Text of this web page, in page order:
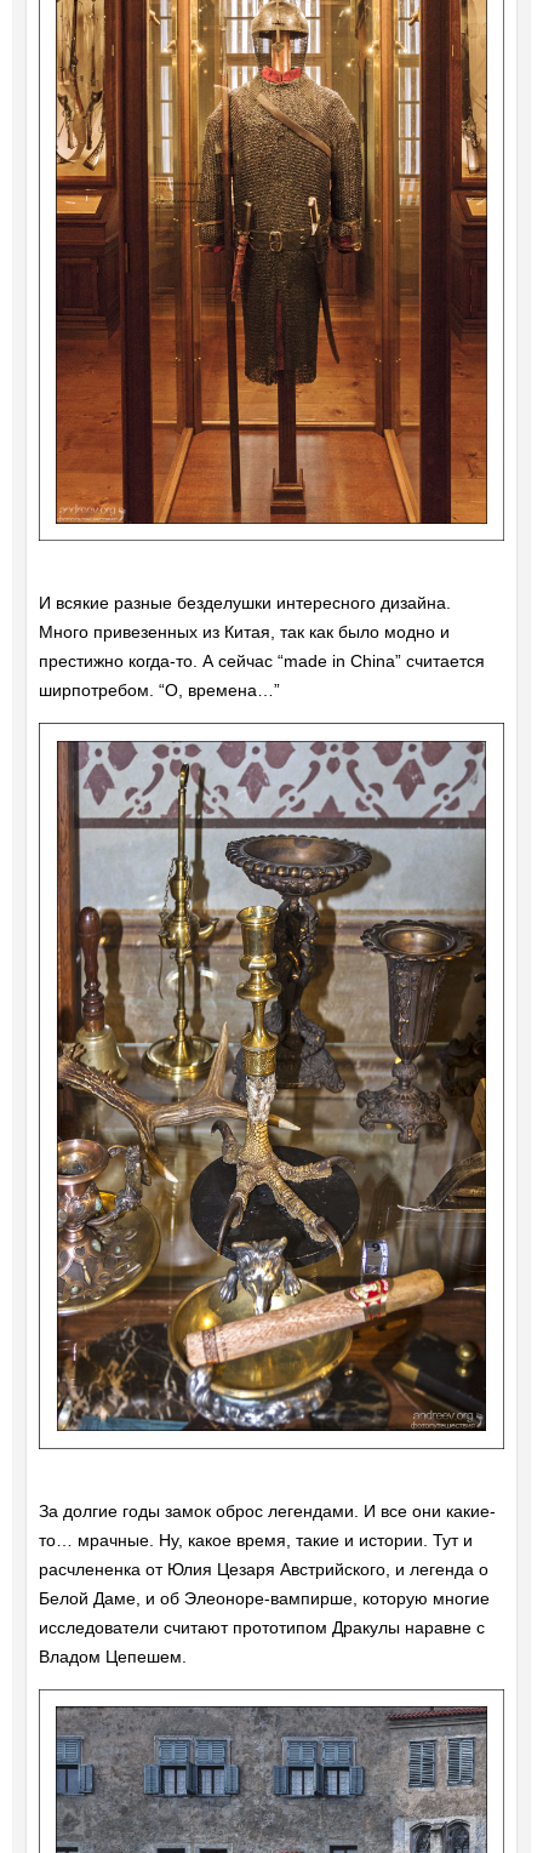
И всякие разные безделушки интересного дизайна.
Много привезенных из Китая, так как было модно и
престижно когда-то. А сейчас “made in China” считается
ширпотребом. “О, времена…”
За долгие годы замок оброс легендами. И все они какие-
то… мрачные. Ну, какое время, такие и истории. Тут и
расчлененка от Юлия Цезаря Австрийского, и легенда о
Белой Даме, и об Элеоноре-вампирше, которую многие
исследователи считают прототипом Дракулы наравне с
Владом Цепешем.